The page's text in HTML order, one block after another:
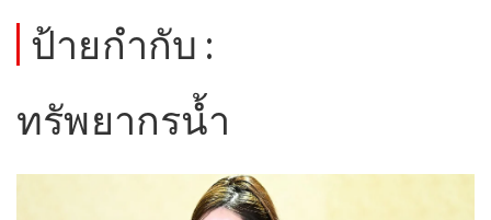
ป้ายกำกับ :
ทรัพยากรน้ำ